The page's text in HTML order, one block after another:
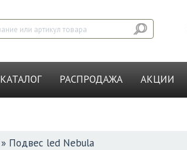
КАТАЛОГ РАСПРОДАЖА АКЦИИ
» Подвес led Nebula